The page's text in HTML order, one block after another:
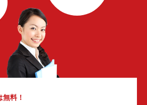
料！